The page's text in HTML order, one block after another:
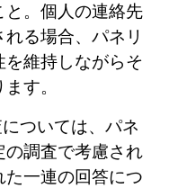
。個人の連絡先
る場合、パネリ
を維持しながらそ
す。
ついては、パネ
の調査で考慮され
一連の回答につ